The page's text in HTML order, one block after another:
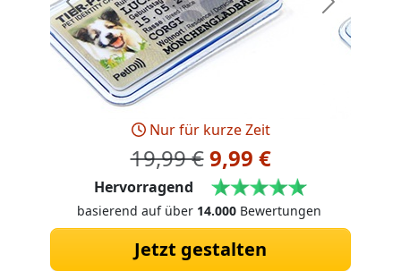
Zurück Weiter
Nur für kurze Zeit
19,99 €9,99 €
Hervorragend
basierend auf über 14.000Bewertungen
Jetzt gestalten